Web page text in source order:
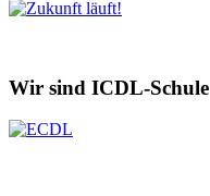
Wir sind ICDL-Schule